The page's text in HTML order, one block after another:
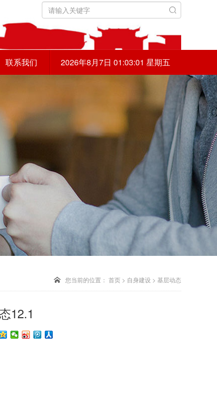
联系我们 2026年8月7日 01:03:03 星期五
您当前的位置： 首页 > 自身建设 > 基层动态
12.1